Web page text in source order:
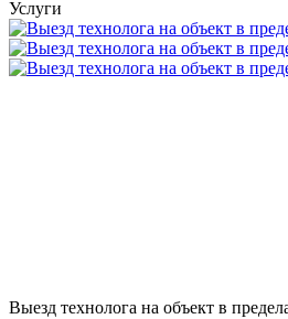
Услуги
Выезд технолога на объект в